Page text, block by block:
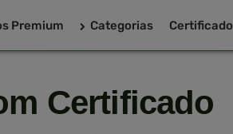
Premium Categorias Certificado
Certificado